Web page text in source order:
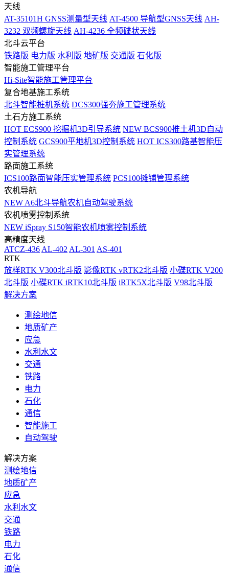
天线
AT-35101H GNSS测量型天线 AT-4500 导航型GNSS天线 AH-
3232 双频螺旋天线 AH-4236 全频碟状天线
北斗云平台
铁路版 电力版 水利版 地矿版 交通版 石化版
智能施工管理平台
Hi-Site智能施工管理平台
复合地基施工系统
北斗智能桩机系统 DCS300强夯施工管理系统
土石方施工系统
HOT ECS900 挖掘机3D引导系统 NEW BCS900推土机3D自动
控制系统 GCS900平地机3D控制系统 HOT ICS300路基智能压
实管理系统
路面施工系统
ICS100路面智能压实管理系统 PCS100摊铺管理系统
农机导航
NEW A6北斗导航农机自动驾驶系统
农机喷雾控制系统
NEW iSpray S150智能农机喷雾控制系统
高精度天线
ATCZ-436 AL-402 AL-301 AS-401
RTK
放样RTK V300北斗版 影像RTK vRTK2北斗版 小碟RTK V200
北斗版 小碟RTK iRTK10北斗版 iRTK5X北斗版 V98北斗版
解决方案
测绘地信
地质矿产
应急
水利水文
交通
铁路
电力
石化
通信
智能施工
自动驾驶
解决方案
测绘地信
地质矿产
应急
水利水文
交通
铁路
电力
石化
通信